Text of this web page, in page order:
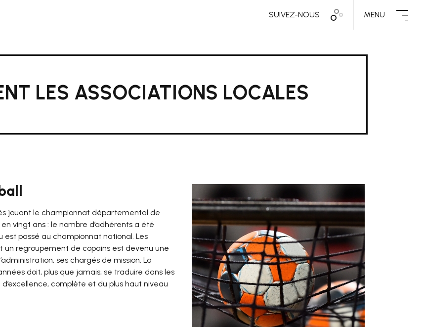
SUIVEZ-NOUS MENU
LES ASSOCIATIONS LOCALES
jouant le championnat départemental de
vingt ans : le nombre d’adhérents a été
passé au championnat national. Les
regroupement de copains est devenu une
ses chargés de mission. La
doit, plus que jamais, se traduire dans les
complète et du plus haut niveau